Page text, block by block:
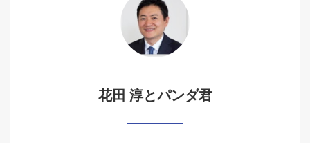
花田 淳とパンダ君